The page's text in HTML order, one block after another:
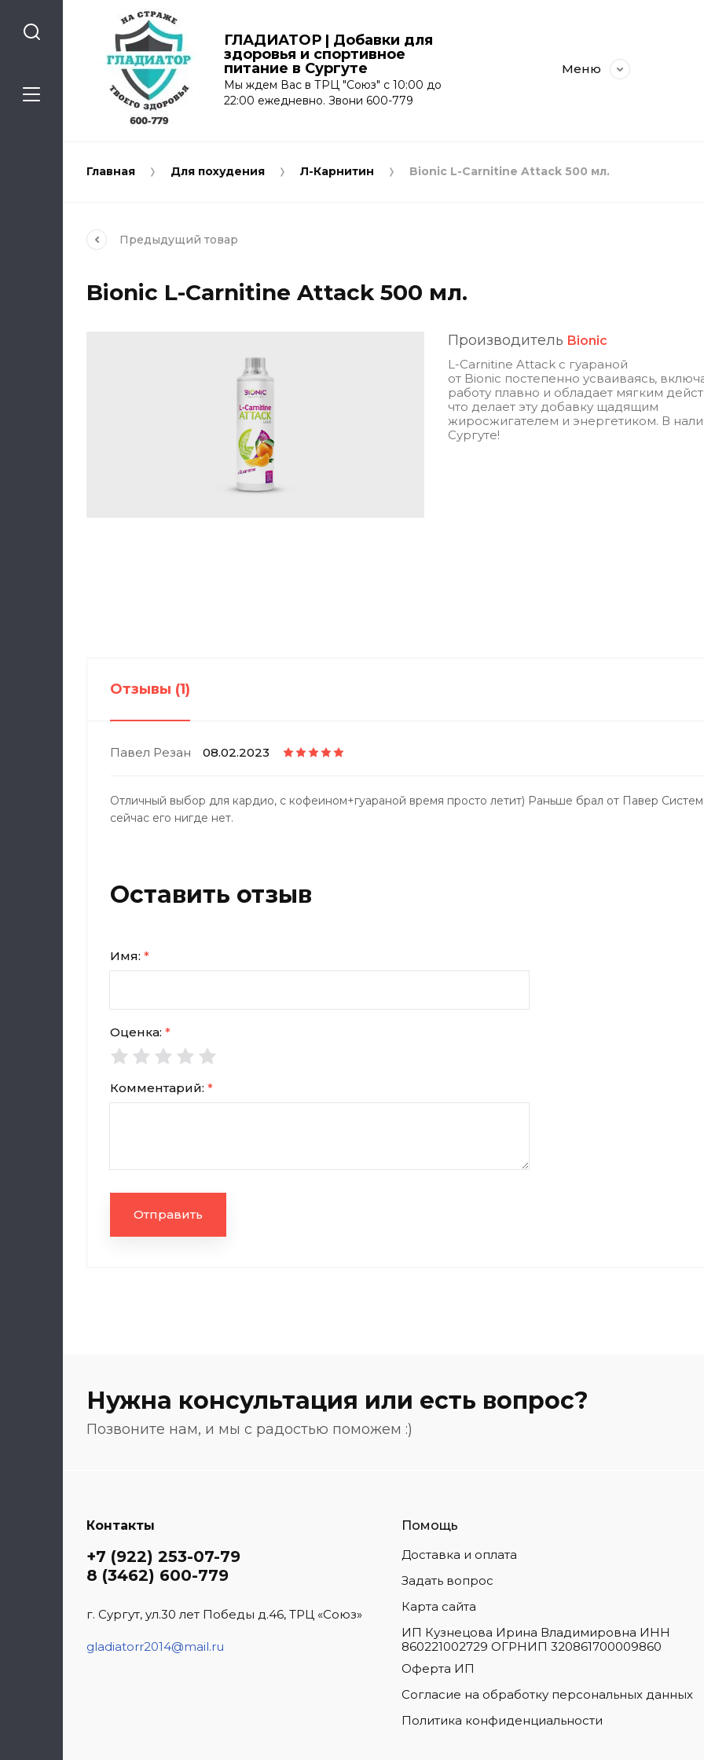
ГЛАДИАТОР | Добавки для
здоровья и спортивное
питание в Сургуте
Мы ждем Вас в ТРЦ "Союз" с 10:00 до
22:00 ежедневно. Звони 600-779
Меню
Главная Для похудения Л-Карнитин Bionic L-Carnitine Attack 500 мл.
Предыдущий товар
Bionic L-Carnitine Attack 500 мл.
Производитель Bionic
L-Carnitine Attack с гуараной
от Bionic постепенно усваиваясь,
работу плавно и обладает мягким
что делает эту добавку щадящим
жиросжигателем и энергетиком. В
Сургуте!
Отзывы (1)
Павел Резан 08.02.2023
Отличный выбор для кардио, с кофеином+гуараной время просто летит) Раньше брал от Павер
сейчас его нигде нет.
Оставить отзыв
Имя: *
Комментарий: *
Оценка: *
Отправить
Нужна консультация или есть вопрос?
Позвоните нам, и мы с радостью поможем :)
Контакты
+7 (922) 253-07-79
8 (3462) 600-779
г. Сургут, ул.30 лет Победы д.46, ТРЦ «Союз»
gladiatorr2014@mail.ru
Помощь
Доставка и оплата
Задать вопрос
Карта сайта
ИП Кузнецова Ирина Владимировна ИНН
860221002729 ОГРНИП 320861700009860
Оферта ИП
Согласие на обработку персональных данных
Политика конфиденциальности